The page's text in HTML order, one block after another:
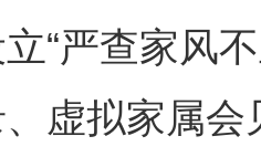
“严查家风
虚拟家属